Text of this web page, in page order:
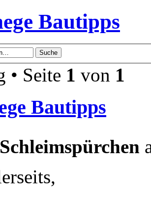
Bautipps
• Seite 1 von 1
Bautipps
Schleimspürchen